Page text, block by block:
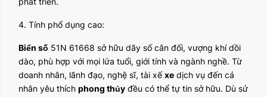
4. Tính phổ dụng cao:
Biển số 51N 61668 sở hữu dãy số cân đối, vượng khí dồi
dào, phù hợp với mọi lứa tuổi, giới tính và ngành nghề. Từ
doanh nhân, lãnh đạo, nghệ sĩ, tài xếxe dịch vụ đến cá
nhân yêu thích phong thủy đều có thể tự tin sở hữu. Dù sử